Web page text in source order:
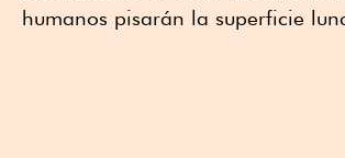
humanos pisarán la superficie